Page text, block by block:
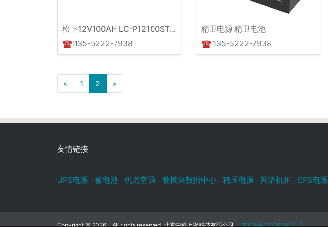
松下12V100AH LC-P12100ST Panasonic
☎:135-5222-7938
精卫电源 精卫电池
☎:135-5222-7938
« 上一页
1 2 »
友情链接
UPS电源 蓄电池 机房空调 微模块数据中心 稳压电源 网络机柜 EPS电源
Copyright © 2026 - All rights reserved. 北京中科万隆科技有限公司 京ICP备16029194号-3